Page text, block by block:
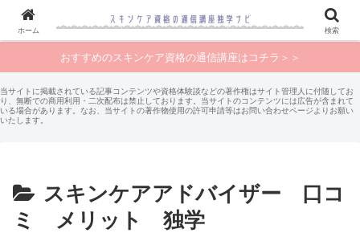
おすすめのスキンケア資格の通信講座はコチラ＞＞
当サイトに掲載されている記事コンテンツや資格体験談などの著作権はサイト管理人に付随してお
り、無断での商用利用・二次配布は禁止しております。当サイトのコンテンツには広告が含まれて
いる場合があります。なお、当サイトの著作物使用の許可申請等はお問い合わせページよりお願い
いたします。
スキンケアアドバイザー 口コ
ミ メリット 独学
ホーム 検索